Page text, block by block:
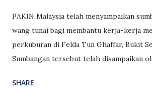
PAKIN Malaysia telah menyampaikan
wang tunai bagi membantu kerja-kerja
perkuburan di Felda Tun Ghaffar, Bukit
Sumbangan tersebut telah disampaikan
Imam Ar. Arif Mazlan . Majlis penyerahan
SHARE